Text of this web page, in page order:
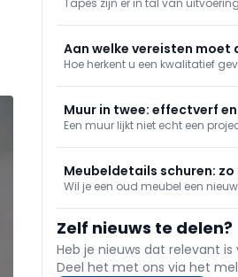
ronde vormen?
de schijnwerpers te staan. De
markt zetten dan ook volop in
tapes die de klusser en vakman
resultaat neer te zetten en/of
behalen in kortere tijd.
tijdswinst staan hier centraal.
Aan welke vereisten moet
gevelverf voldoen?
Hoe herkent u een kwalitatief
dient de gebruiker te letten bij uw
voor u de belangrijkste eigen
Muur in twee: effectverf
Een muur lijkt niet echt een
Meubeldetails schuren:
Wil je een oud meubel een
het best aanpakt voor een
Zelf nieuws te delen?
Heb je nieuws dat relevant
Deel het met ons via het